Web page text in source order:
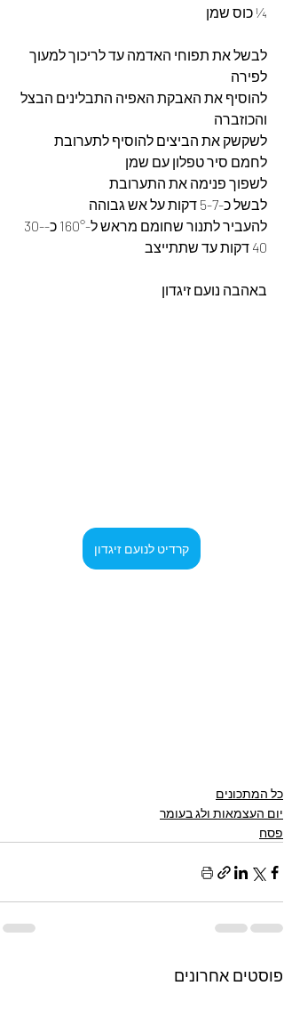
¼ כוס שמן
לבשל את תפוחי האדמה עד לריכוך למעוך
לפירה
להוסיף את האבקת האפיה התבלינים הבצל
והכוזברה
לשקשק את הביצים להוסיף לתערובת
לחמם סיר טפלון עם שמן
לשפוך פנימה את התערובת
לבשל כ-5-7 דקות על אש גבוהה
להעביר לתנור שחומם מראש ל-160° כ-30-
40 דקות עד שתתייצב
באהבה נועם זיגדון
קרדיט לנועם זיגדון
כל המתכונים
יום העצמאות ולג בעומר
פסח
פוסטים אחרונים